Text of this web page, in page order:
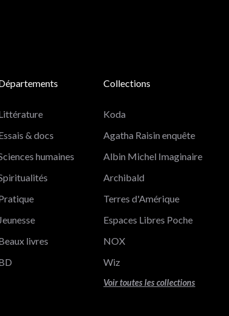
& docs
humaines
Jeunesse
livres
Collections
Koda
Agatha Raisin enquête
Albin Michel Imaginaire
Archibald
Terres d'Amérique
Espaces Libres Poche
NOX
Wiz
Voir toutes les collections